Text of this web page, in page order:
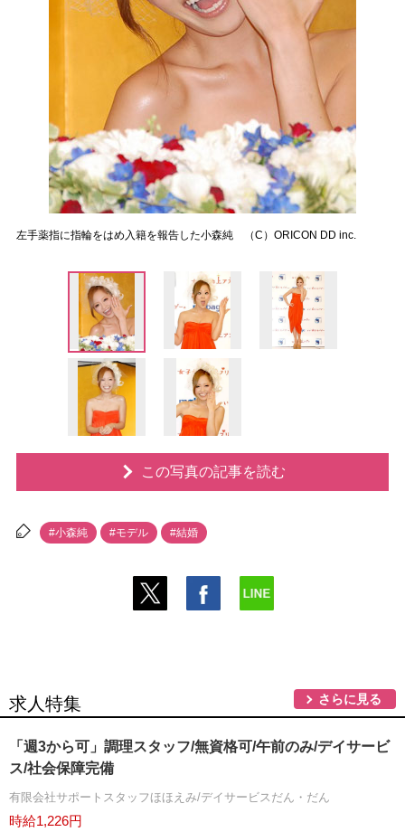
左手薬指に指輪をはめ入籍を報告した小森純 （C）ORICON DD inc.
この写真の記事を読む
#小森純 #モデル #結婚
求人特集 さらに見る
「週3から可」調理スタッフ/無資格可/午前のみ/デイサービ
ス/社会保障完備
有限会社サポートスタッフほほえみ/デイサービスだん・だん
時給1,226円